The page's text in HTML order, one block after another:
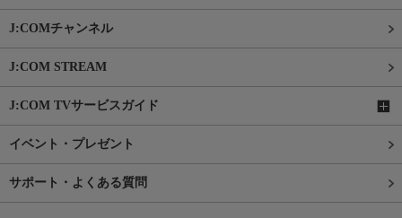
J:COMチャンネル
J:COM STREAM
J:COM TVサービスガイド
イベント・プレゼント
サポート・よくある質問